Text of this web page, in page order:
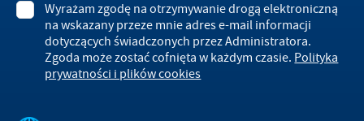
Wyrażam zgodę na otrzymywanie drogą elektroniczną
na wskazany przeze mnie adres e-mail informacji
dotyczących świadczonych przez Administratora.
Zgoda może zostać cofnięta w każdym czasie. Polityka
prywatności i plików cookies